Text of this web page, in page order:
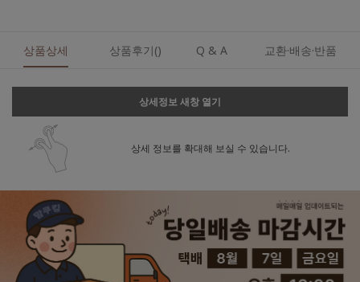
상품상세 상품후기() Q & A 교환·배송·반품
상세정보 새창 열기
상세 정보를 확대해 보실 수 있습니다.